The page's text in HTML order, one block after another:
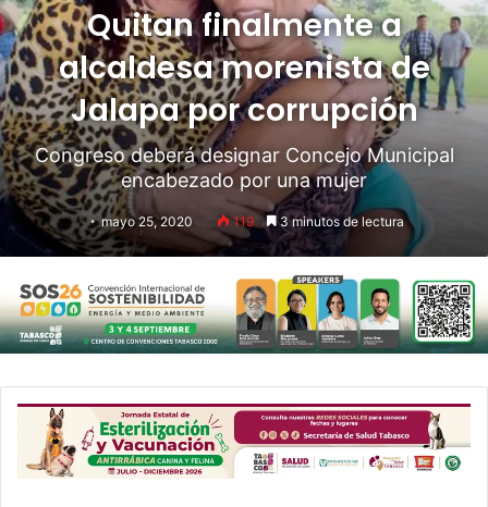
Quitan finalmente a
alcaldesa morenista de
Jalapa por corrupción
Congreso deberá designar Concejo Municipal
encabezado por una mujer
mayo 25, 2020 119 3 minutos de lectura